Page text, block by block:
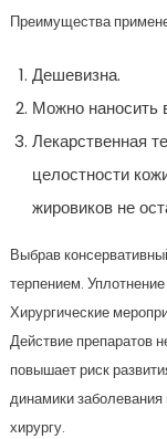
Преимущества
Дешевизна.
Можно наносить
Лекарственная
целостности
жировиков не
Выбрав
терпением.
Хирургические
Действие препаратов
повышает риск
динамики
хирургу.